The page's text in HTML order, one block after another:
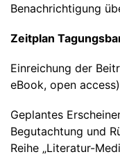
Benachrichtigung
Zeitplan
Einreichung der
eBook, open
Geplantes
Begutachtung und
Reihe „Literatur-